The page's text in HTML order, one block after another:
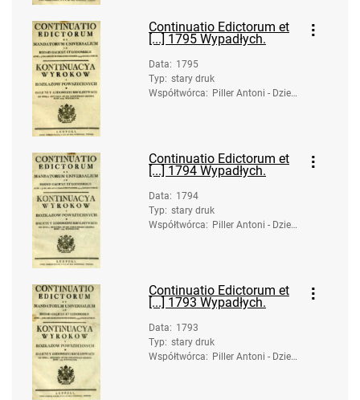
Continuatio Edictorum et
[...] 1795 Wypadłych.
Data: 1795
Typ: stary druk
Współtwórca: Piller Antoni - Dzied
Continuatio Edictorum et
[...] 1794 Wypadłych.
Data: 1794
Typ: stary druk
Współtwórca: Piller Antoni - Dzied
Continuatio Edictorum et
[...] 1793 Wypadłych.
Data: 1793
Typ: stary druk
Współtwórca: Piller Antoni - Dzied